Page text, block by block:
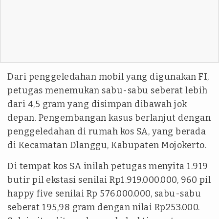
Dari penggeledahan mobil yang digunakan FI,
petugas menemukan sabu-sabu seberat lebih
dari 4,5 gram yang disimpan dibawah jok
depan. Pengembangan kasus berlanjut dengan
penggeledahan di rumah kos SA, yang berada
di Kecamatan Dlanggu, Kabupaten Mojokerto.
Di tempat kos SA inilah petugas menyita 1.919
butir pil ekstasi senilai Rp1.919.000.000, 960 pil
happy five senilai Rp 576.000.000, sabu-sabu
seberat 195,98 gram dengan nilai Rp253.000.